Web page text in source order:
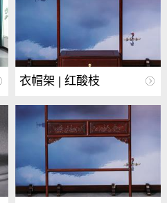
衣帽架 | 红酸枝